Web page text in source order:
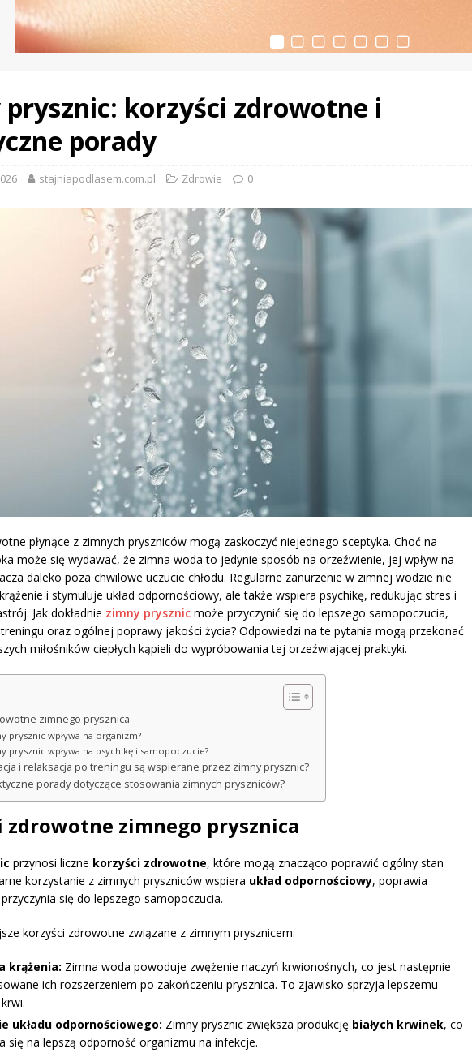
korzyści zdrowotne i
porady
stajniapodlasem.com.pl Zdrowie 0
płynące z zimnych pryszniców mogą zaskoczyć niejednego sceptyka. Choć na
może się wydawać, że zimna woda to jedynie sposób na orzeźwienie, jej wpływ na
daleko poza chwilowe uczucie chłodu. Regularne zanurzenie w zimnej wodzie nie
i stymuluje układ odpornościowy, ale także wspiera psychikę, redukując stres i
Jak dokładnie zimny prysznic może przyczynić się do lepszego samopoczucia,
oraz ogólnej poprawy jakości życia? Odpowiedzi na te pytania mogą przekonać
miłośników ciepłych kąpieli do wypróbowania tej orzeźwiającej praktyki.
zimnego prysznica
prysznic wpływa na organizm?
prysznic wpływa na psychikę i samopoczucie?
i relaksacja po treningu są wspierane przez zimny prysznic?
porady dotyczące stosowania zimnych pryszniców?
zdrowotne zimnego prysznica
przynosi liczne korzyści zdrowotne, które mogą znacząco poprawić ogólny stan
korzystanie z zimnych pryszniców wspiera układ odpornościowy, poprawia
się do lepszego samopoczucia.
korzyści zdrowotne związane z zimnym prysznicem:
krążenia: Zimna woda powoduje zwężenie naczyń krwionośnych, co jest następnie
ich rozszerzeniem po zakończeniu prysznica. To zjawisko sprzyja lepszemu
układu odpornościowego: Zimny prysznic zwiększa produkcję białych krwinek, co
się na lepszą odporność organizmu na infekcje.